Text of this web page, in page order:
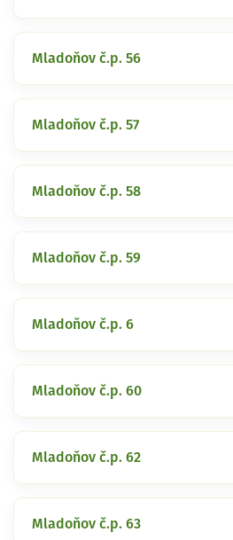
Mladoňov č.p. 56
Mladoňov č.p. 57
Mladoňov č.p. 58
Mladoňov č.p. 59
Mladoňov č.p. 6
Mladoňov č.p. 60
Mladoňov č.p. 62
Mladoňov č.p. 63